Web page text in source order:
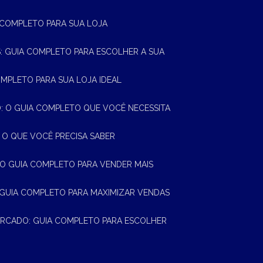
PARA SUA LOJA
GUIA COMPLETO PARA ESCOLHER A SUA
PARA SUA LOJA IDEAL
O GUIA COMPLETO QUE VOCÊ NECESSITA
QUE VOCÊ PRECISA SABER
GUIA COMPLETO PARA VENDER MAIS
COMPLETO PARA MAXIMIZAR VENDAS
GUIA COMPLETO PARA ESCOLHER